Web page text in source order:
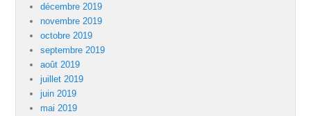
décembre 2019
novembre 2019
octobre 2019
septembre 2019
août 2019
juillet 2019
juin 2019
mai 2019